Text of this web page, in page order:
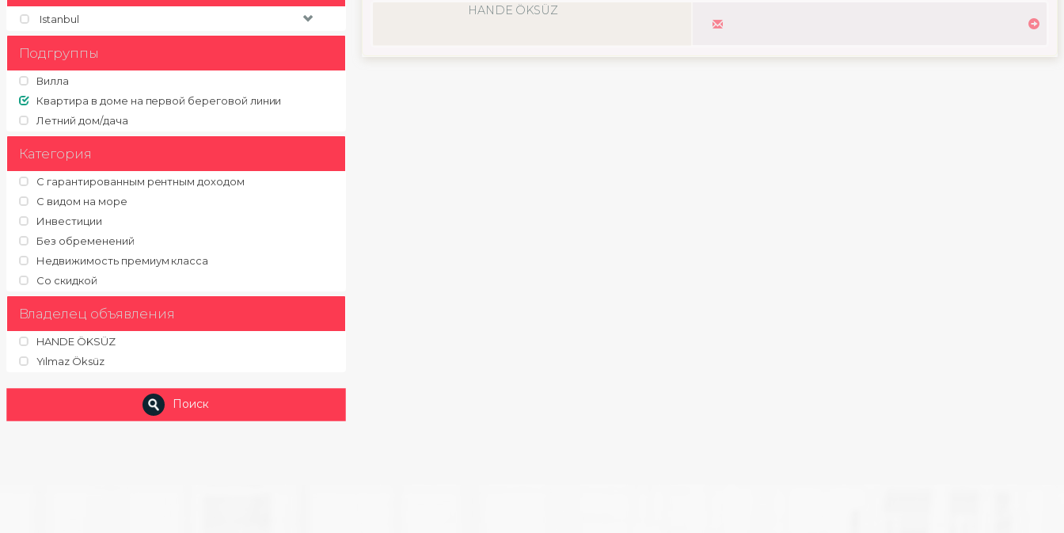
Istanbul
Подгруппы
Вилла
Квартира в доме на первой береговой линии
Летний дом/дача
Категория
С гарантированным рентным доходом
С видом на море
Инвестиции
Без обременений
Недвижимость премиум класса
Со скидкой
Владелец объявления
HANDE ÖKSÜZ
Yılmaz Öksüz
Поиск
HANDE ÖKSÜZ